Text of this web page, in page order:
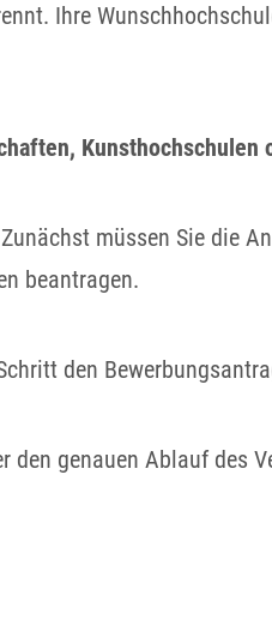
Ihre
müssen Sie die
beantragen.
den
genauen Ablauf des